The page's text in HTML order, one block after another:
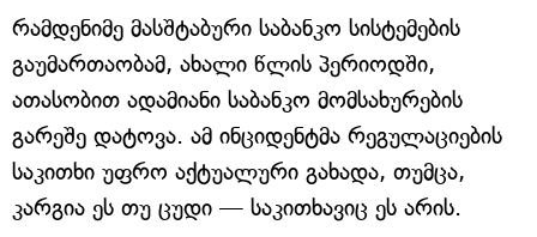
რამდენიმე მასშტაბური საბანკო სისტემების
გაუმართაობამ, ახალი წლის პერიოდში,
ათასობით ადამიანი საბანკო მომსახურების
გარეშე დატოვა. ამ ინციდენტმა რეგულაციების
საკითხი უფრო აქტუალური გახადა, თუმცა,
კარგია ეს თუ ცუდი — საკითხავიც ეს არის.